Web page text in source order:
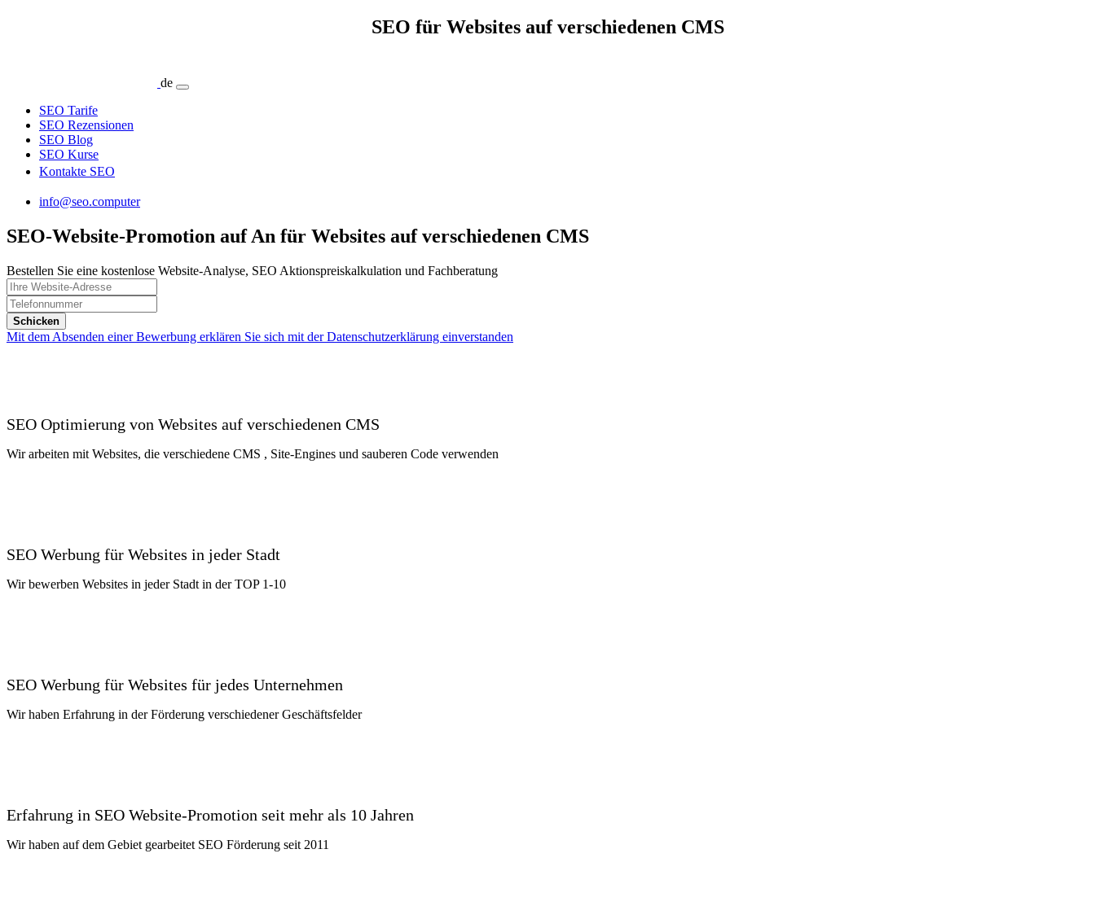
SEO für Websites auf verschiedenen CMS
de
SEO Tarife
SEO Rezensionen
SEO Blog
SEO Kurse
Kontakte SEO
info@seo.computer
SEO-Website-Promotion auf An für Websites auf verschiedenen CMS
Bestellen Sie eine kostenlose Website-Analyse, SEO Aktionspreiskalkulation und Fachberatung
Schicken
Mit dem Absenden einer Bewerbung erklären Sie sich mit der Datenschutzerklärung einverstanden
SEO Optimierung von Websites auf verschiedenen CMS
Wir arbeiten mit Websites, die verschiedene CMS , Site-Engines und sauberen Code verwenden
SEO Werbung für Websites in jeder Stadt
Wir bewerben Websites in jeder Stadt in der TOP 1-10
SEO Werbung für Websites für jedes Unternehmen
Wir haben Erfahrung in der Förderung verschiedener Geschäftsfelder
Erfahrung in SEO Website-Promotion seit mehr als 10 Jahren
Wir haben auf dem Gebiet gearbeitet SEO Förderung seit 2011